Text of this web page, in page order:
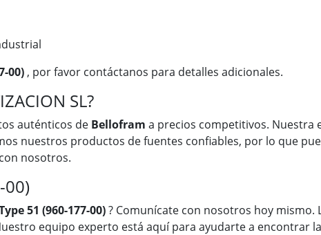
00) , por favor contáctanos para detalles adicionales.
SL?
auténticos de Bellofram a precios competitivos. Nuestra
nuestros productos de fuentes confiables, por lo que
nosotros.
00)
51 (960-177-00)? Comunícate con nosotros hoy mismo.
equipo experto está aquí para ayudarte a encontrar